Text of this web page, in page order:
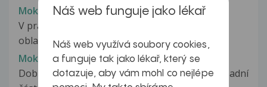
Mokvající otevřený pupík, pupeční kýla?
V práci jsem jsem si o konzoli zřejmě poškodil
oblast pupíku. Držel jsem na...
Mokvající pupínek na hlavě
Dobrý den, asi před 5 lety jsem spadl na levou zadní
Náš web funguje jako lékař
Náš web využívá soubory cookies,
a funguje tak jako lékař, který se
dotazuje, aby vám mohl co nejlépe